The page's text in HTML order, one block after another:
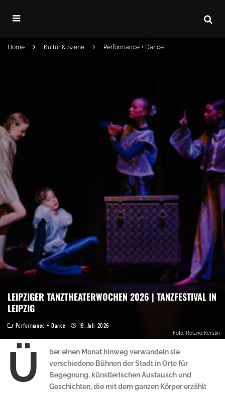
Home Kultur & Szene Performance + Dance
Foto: Roland Kerstin
LEIPZIGER TANZTHEATERWOCHEN 2026 | TANZFESTIVAL IN
LEIPZIG
Performance + Dance 19. Juli 2026
Ü
ber einen Monat hinweg verwandeln sie
verschiedene Bühnen der Stadt in Orte für
Begegnung, künstlerischen Austausch und
Geschichten, die mit dem ganzen Körper erzählt